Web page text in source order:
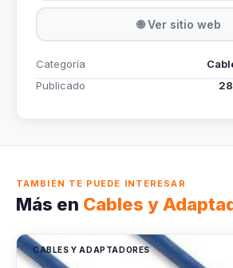
🌐 Ver sitio web
Categoría
Publicado
TAMBIÉN TE PUEDE INTERESAR
Más en Cables y
CABLES Y ADAPTADORES